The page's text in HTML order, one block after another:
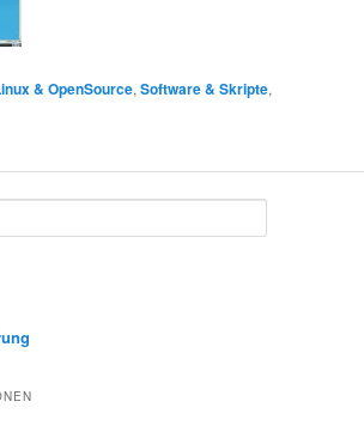
& OpenSource,Software & Skripte,